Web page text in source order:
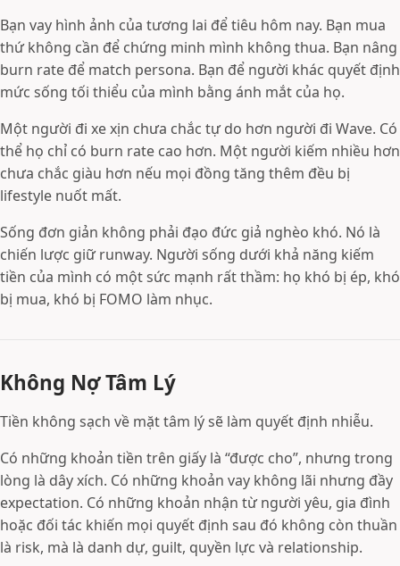
Bạn vay hình ảnh của tương lai để tiêu hôm nay. Bạn mua
thứ không cần để chứng minh mình không thua. Bạn nâng
burn rate để match persona. Bạn để người khác quyết định
mức sống tối thiểu của mình bằng ánh mắt của họ.
Một người đi xe xịn chưa chắc tự do hơn người đi Wave. Có
thể họ chỉ có burn rate cao hơn. Một người kiếm nhiều hơn
chưa chắc giàu hơn nếu mọi đồng tăng thêm đều bị
lifestyle nuốt mất.
Sống đơn giản không phải đạo đức giả nghèo khó. Nó là
chiến lược giữ runway. Người sống dưới khả năng kiếm
tiền của mình có một sức mạnh rất thầm: họ khó bị ép, khó
bị mua, khó bị FOMO làm nhục.
Không Nợ Tâm Lý
Tiền không sạch về mặt tâm lý sẽ làm quyết định nhiễu.
Có những khoản tiền trên giấy là “được cho”, nhưng trong
lòng là dây xích. Có những khoản vay không lãi nhưng đầy
expectation. Có những khoản nhận từ người yêu, gia đình
hoặc đối tác khiến mọi quyết định sau đó không còn thuần
là risk, mà là danh dự, guilt, quyền lực và relationship.